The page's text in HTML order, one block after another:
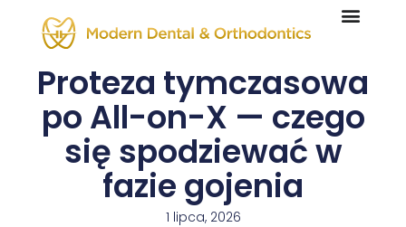
Proteza tymczasowa
po All-on-X — czego
się spodziewać w
fazie gojenia
1 lipca, 2026